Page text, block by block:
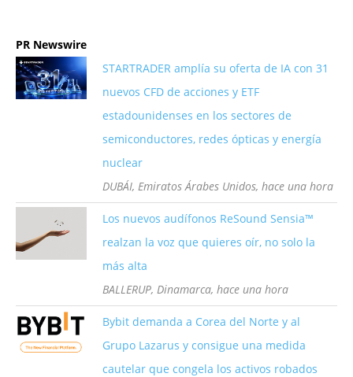
PR Newswire
STARTRADER amplía su oferta de IA con 31
nuevos CFD de acciones y ETF
estadounidenses en los sectores de
semiconductores, redes ópticas y energía
nuclear
DUBÁI, Emiratos Árabes Unidos, hace una hora
Los nuevos audífonos ReSound Sensia™
realzan la voz que quieres oír, no solo la
más alta
BALLERUP, Dinamarca, hace una hora
Bybit demanda a Corea del Norte y al
Grupo Lazarus y consigue una medida
cautelar que congela los activos robados